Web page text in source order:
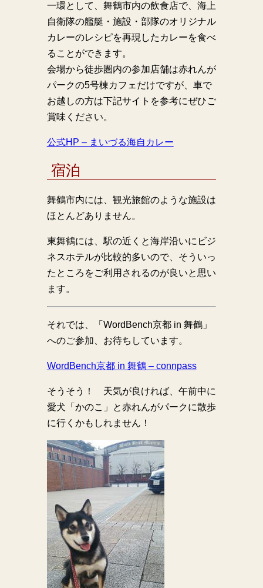
一環として、舞鶴市内の飲食店で、海上
自衛隊の艦艇・施設・部隊のオリジナル
カレーのレシピを再現したカレーを食べ
ることができます。
会場から徒歩圏内の参加店舗は赤れんが
パークの5号棟カフェだけですが、車で
お越しの方は下記サイトを参考にぜひご
賞味ください。
公式HP – まいづる海自カレー
宿泊
舞鶴市内には、観光旅館のような施設は
ほとんどありません。
東舞鶴には、駅の近くと海岸沿いにビジ
ネスホテルが比較的多いので、そういっ
たところをご利用されるのが良いと思い
ます。
それでは、「WordBench京都 in 舞鶴」
へのご参加、お待ちしています。
WordBench京都 in 舞鶴 – connpass
そうそう！ 天気が良ければ、午前中に
愛犬「かのこ」と赤れんがパークに散歩
に行くかもしれません！